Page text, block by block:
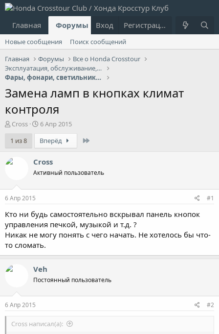
Главная Форумы Что нового?
Вход Регистрация
Новые сообщения
Поиск сообщений
Главная
Форумы
Все о Honda Crosstour
Эксплуатация, обслуживание, ремонт
Фары, фонари, светильники, лампочки
Замена ламп в кнопках климат
контроля
А
т
о
р
т
ы
Cross
Д
а
т
а
н
а
ч
6 Апр 2015
1 из 8
Вперёд
Cross
Активный пользователь
6 Апр 2015 #1
Кто ни будь самостоятельно вскрывал панель кнопок
управления печкой, музыкой и т.д. ?
Никак не могу понять с чего начать. Не хотелось бы что-
то сломать.
Veh
Постоянный пользователь
6 Апр 2015 #2
Cross написал(а):